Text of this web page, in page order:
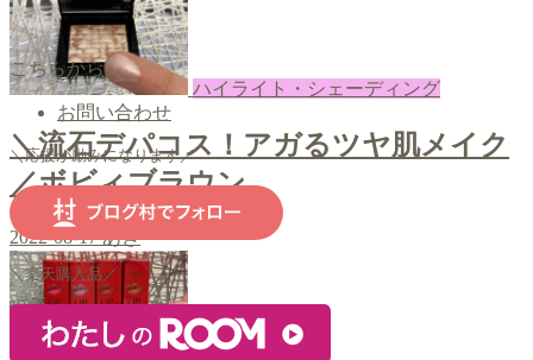
ハイライト・シェーディング
＼流石デパコス！アガるツヤ肌メイク
／ボビィブラウン
2022-08-17 あき
口紅・ティント
こちらから
お問い合わせ
＼応援が励みになります／
＼楽天購入品／